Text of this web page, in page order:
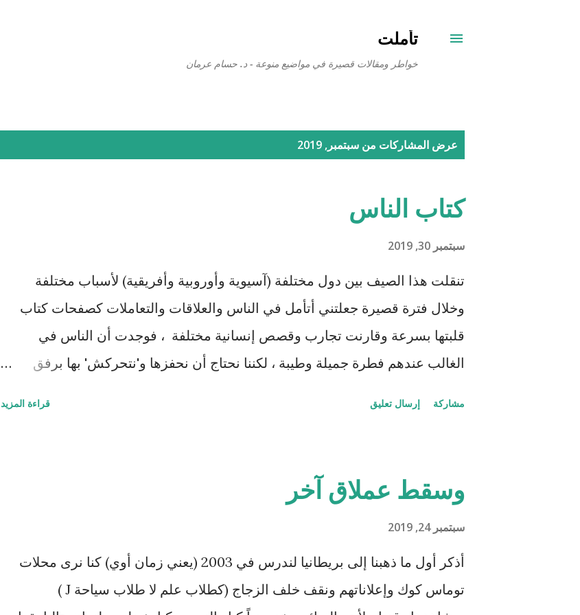
تأملت
خواطر ومقالات قصيرة في مواضيع منوعة - د. حسام عرمان
عرض المشاركات من سبتمبر, 2019
كتاب الناس
سبتمبر 30, 2019
تنقلت هذا الصيف بين دول مختلفة (آسيوية وأوروبية وأفريقية) لأسباب مختلفة
وخلال فترة قصيرة جعلتني أتأمل في الناس والعلاقات والتعاملات كصفحات كتاب
قلبتها بسرعة وقارنت تجارب وقصص إنسانية مختلفة ، فوجدت أن الناس في
الغالب عندهم فطرة جميلة وطيبة ، لكننا نحتاج أن نحفزها و'نتحركش' بها برفق
علمي تواجد فيه جنسيات من كل البلاد ، وكان اسمه ياسر من راوندا ، ولما عرف
أني من فلسطين أخبرني أن أباه سماه على اسم ياسر عرفات تضامناً مع الشعب
الفلسطيني.
مشاركة إرسال تعليق قراءة المزيد
وسقط عملاق آخر
سبتمبر 24, 2019
أذكر أول ما ذهبنا إلى بريطانيا لندرس في 2003 (يعني زمان أوي) كنا نرى محلات
توماس كوك وإعلاناتهم ونقف خلف الزجاج (كطلاب علم لا طلاب سياحة J )